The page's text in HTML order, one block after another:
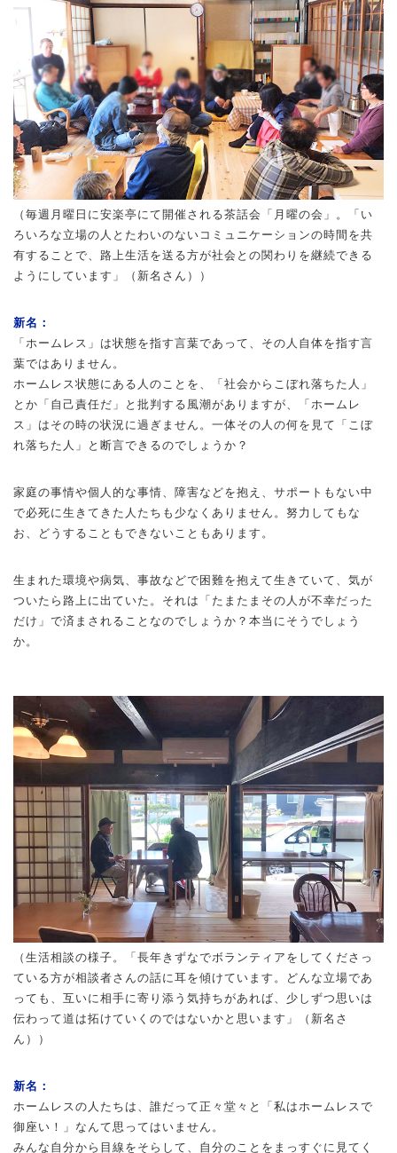
（毎週月曜日に安楽亭にて開催される茶話会「月曜の会」。「い
ろいろな立場の人とたわいのないコミュニケーションの時間を共
有することで、路上生活を送る方が社会との関わりを継続できる
ようにしています」（新名さん））
新名：
「ホームレス」は状態を指す言葉であって、その人自体を指す言
葉ではありません。
ホームレス状態にある人のことを、「社会からこぼれ落ちた人」
とか「自己責任だ」と批判する風潮がありますが、「ホームレ
ス」はその時の状況に過ぎません。一体その人の何を見て「こぼ
れ落ちた人」と断言できるのでしょうか？
家庭の事情や個人的な事情、障害などを抱え、サポートもない中
で必死に生きてきた人たちも少なくありません。努力してもな
お、どうすることもできないこともあります。
生まれた環境や病気、事故などで困難を抱えて生きていて、気が
ついたら路上に出ていた。それは「たまたまその人が不幸だった
だけ」で済まされることなのでしょうか？本当にそうでしょう
か。
（生活相談の様子。「長年きずなでボランティアをしてくださっ
ている方が相談者さんの話に耳を傾けています。どんな立場であ
っても、互いに相手に寄り添う気持ちがあれば、少しずつ思いは
伝わって道は拓けていくのではないかと思います」（新名さ
ん））
新名：
ホームレスの人たちは、誰だって正々堂々と「私はホームレスで
御座い！」なんて思ってはいません。
みんな自分から目線をそらして、自分のことをまっすぐに見てく